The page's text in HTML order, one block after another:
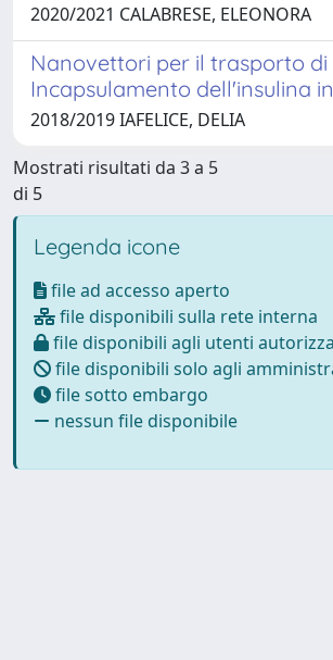
2020/2021 CALABRESE, ELEONORA
Nanovettori per il trasporto di
Incapsulamento dell'insulina
2018/2019 IAFELICE, DELIA
Mostrati risultati da 3 a 5
di 5
Legenda icone
file ad accesso aperto
file disponibili sulla rete interna
file disponibili agli utenti
file disponibili solo agli
file sotto embargo
nessun file disponibile